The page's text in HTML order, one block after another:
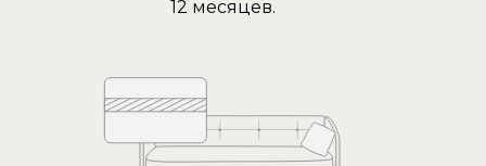
12 месяцев.